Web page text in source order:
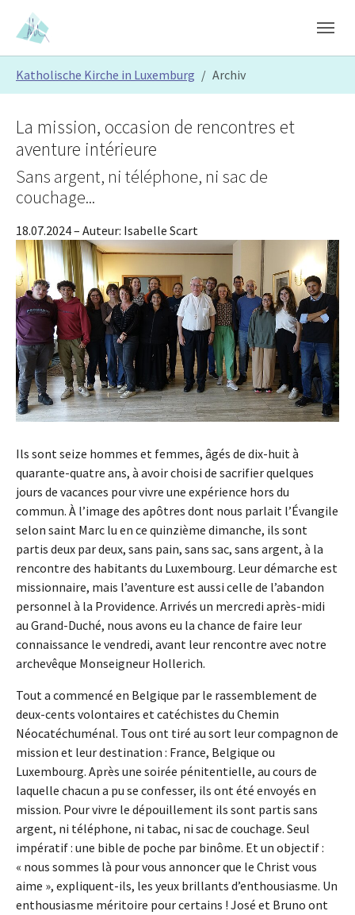
Skip to main content
Skip to page footer
Katholische Kirche in Luxemburg Archiv
La mission, occasion de rencontres et
aventure intérieure
Sans argent, ni téléphone, ni sac de
couchage...
18.07.2024– Auteur: Isabelle Scart
Ils sont seize hommes et femmes, âgés de dix-huit à
quarante-quatre ans, à avoir choisi de sacrifier quelques
jours de vacances pour vivre une expérience hors du
commun. À l’image des apôtres dont nous parlait l’Évangile
selon saint Marc lu en ce quinzième dimanche, ils sont
partis deux par deux, sans pain, sans sac, sans argent, à la
rencontre des habitants du Luxembourg. Leur démarche est
missionnaire, mais l’aventure est aussi celle de l’abandon
personnel à la Providence. Arrivés un mercredi après-midi
au Grand-Duché, nous avons eu la chance de faire leur
connaissance le vendredi, avant leur rencontre avec notre
archevêque Monseigneur Hollerich.
Tout a commencé en Belgique par le rassemblement de
deux-cents volontaires et catéchistes du Chemin
Néocatéchuménal. Tous ont tiré au sort leur compagnon de
mission et leur destination : France, Belgique ou
Luxembourg. Après une soirée pénitentielle, au cours de
laquelle chacun a pu se confesser, ils ont été envoyés en
mission. Pour vivre le dépouillement ils sont partis sans
argent, ni téléphone, ni tabac, ni sac de couchage. Seul
impératif : une bible de poche par binôme. Et un objectif :
« nous sommes là pour vous annoncer que le Christ vous
aime », expliquent-ils, les yeux brillants d’enthousiasme. Un
enthousiasme méritoire pour certains ! José et Bruno ont